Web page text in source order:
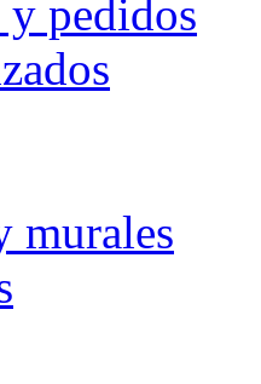
y pedidos
murales